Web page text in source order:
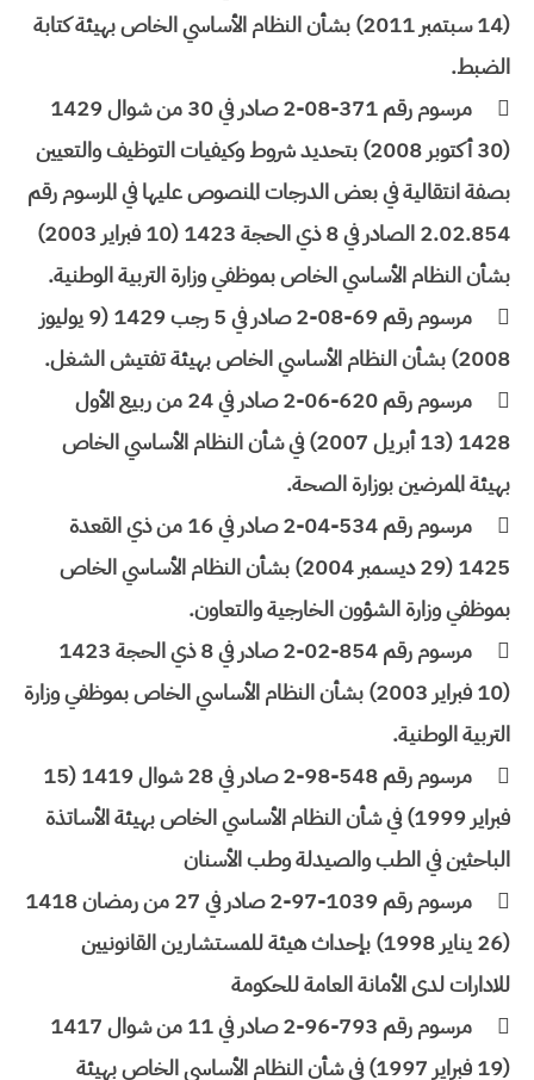
(14 سبتمبر 2011) بشأن النظام الأساسي الخاص بهيئة كتابة
الضبط.

مرسوم رقم 371-08-2 صادر في 30 من شوال 1429
(30 أكتوبر 2008) بتحديد شروط وكيفيات التوظيف والتعيين
بصفة انتقالية في بعض الدرجات المنصوص عليها في المرسوم رقم
2.02.854 الصادر في 8 ذي الحجة 1423 (10 فبراير 2003)
بشأن النظام الأساسي الخاص بموظفي وزارة التربية الوطنية.

مرسوم رقم 69-08-2 صادر في 5 رجب 1429 (9 يوليوز
2008) بشأن النظام الأساسي الخاص بهيئة تفتيش الشغل.

مرسوم رقم 620-06-2 صادر في 24 من ربيع الأول
1428 (13 أبريل 2007) في شأن النظام الأساسي الخاص
بهيئة الممرضين بوزارة الصحة.

مرسوم رقم 534-04-2 صادر في 16 من ذي القعدة
1425 (29 ديسمبر 2004) بشأن النظام الأساسي الخاص
بموظفي وزارة الشؤون الخارجية والتعاون.

مرسوم رقم 854-02-2 صادر في 8 ذي الحجة 1423
(10 فبراير 2003) بشأن النظام الأساسي الخاص بموظفي وزارة
التربية الوطنية.

مرسوم رقم 548-98-2 صادر في 28 شوال 1419 (15
فبراير 1999) في شأن النظام الأساسي الخاص بهيئة الأساتذة
الباحثين في الطب والصيدلة وطب الأسنان

مرسوم رقم 1039-97-2 صادر في 27 من رمضان 1418
(26 يناير 1998) بإحداث هيئة للمستشارين القانونيين
للادارات لدى الأمانة العامة للحكومة

مرسوم رقم 793-96-2 صادر في 11 من شوال 1417
(19 فبراير 1997) في شأن النظام الأساسي الخاص بهيئة